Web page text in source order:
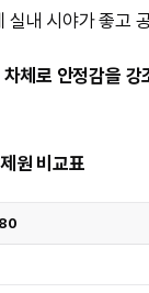
실내 시야가 좋고
체로 안정감을 강
원 비교표